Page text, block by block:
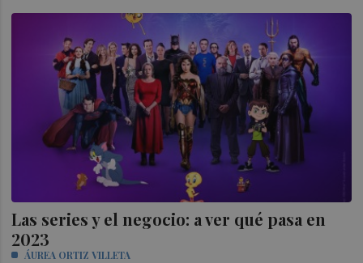
Las series y el negocio: a ver qué pasa en
2023
ÁUREA ORTIZ VILLETA